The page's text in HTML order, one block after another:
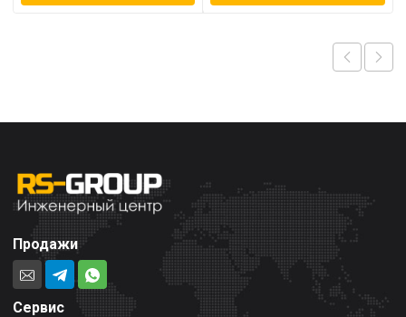
Продажи
Сервис